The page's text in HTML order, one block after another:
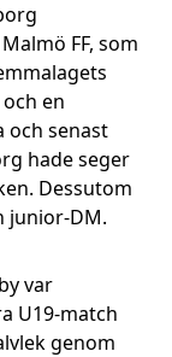
FF, som
en
och senast
hade seger
Dessutom
junior-DM.
var
U19-match
genom